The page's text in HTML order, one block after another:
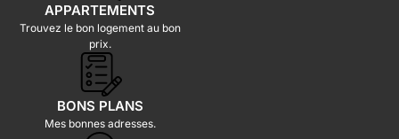
APPARTEMENTS
Trouvez le bon logement au bon
prix.
BONS PLANS
Mes bonnes adresses.